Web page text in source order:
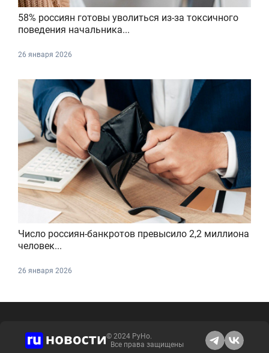
58% россиян готовы уволиться из-за токсичного
поведения начальника...
26 января 2026
Число россиян-банкротов превысило 2,2 миллиона
человек...
26 января 2026
© 2024 РуНо.
Все права защищены